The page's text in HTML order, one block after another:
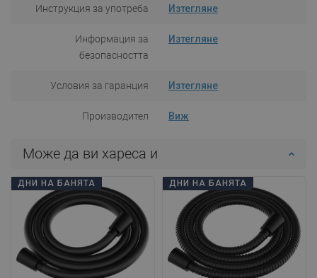
Инструкция за употреба Изтегляне
Информация за
безопасността
Изтегляне
Условия за гаранция Изтегляне
Производител Виж
Може да ви хареса и
ДНИ НА БАНЯТА ДНИ НА БАНЯТА